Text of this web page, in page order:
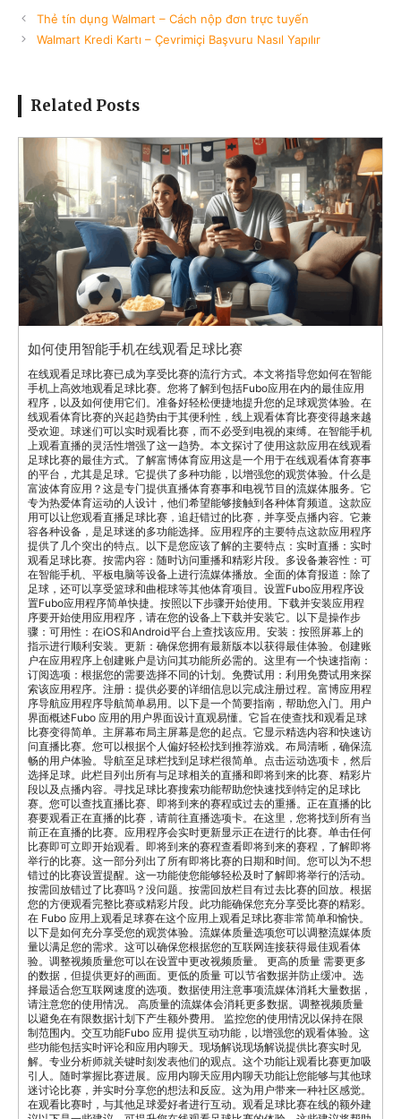
Thẻ tín dụng Walmart – Cách nộp đơn trực tuyến
Walmart Kredi Kartı – Çevrimiçi Başvuru Nasıl Yapılır
Related Posts
如何使用智能手机在线观看足球比赛
在线观看足球比赛已成为享受比赛的流行方式。本文将指导您如何在智能
手机上高效地观看足球比赛。您将了解到包括Fubo应用在内的最佳应用
程序，以及如何使用它们。准备好轻松便捷地提升您的足球观赏体验。在
线观看体育比赛的兴起趋势由于其便利性，线上观看体育比赛变得越来越
受欢迎。球迷们可以实时观看比赛，而不必受到电视的束缚。在智能手机
上观看直播的灵活性增强了这一趋势。本文探讨了使用这款应用在线观看
足球比赛的最佳方式。了解富博体育应用这是一个用于在线观看体育赛事
的平台，尤其是足球。它提供了多种功能，以增强您的观赏体验。什么是
富波体育应用？这是专门提供直播体育赛事和电视节目的流媒体服务。它
专为热爱体育运动的人设计，他们希望能够接触到各种体育频道。这款应
用可以让您观看直播足球比赛，追赶错过的比赛，并享受点播内容。它兼
容各种设备，是足球迷的多功能选择。应用程序的主要特点这款应用程序
提供了几个突出的特点。以下是您应该了解的主要特点：实时直播：实时
观看足球比赛。按需内容：随时访问重播和精彩片段。多设备兼容性：可
在智能手机、平板电脑等设备上进行流媒体播放。全面的体育报道：除了
足球，还可以享受篮球和曲棍球等其他体育项目。设置Fubo应用程序设
置Fubo应用程序简单快捷。按照以下步骤开始使用。下载并安装应用程
序要开始使用应用程序，请在您的设备上下载并安装它。以下是操作步
骤：可用性：在iOS和Android平台上查找该应用。安装：按照屏幕上的
指示进行顺利安装。更新：确保您拥有最新版本以获得最佳体验。创建账
户在应用程序上创建账户是访问其功能所必需的。这里有一个快速指南：
订阅选项：根据您的需要选择不同的计划。免费试用：利用免费试用来探
索该应用程序。注册：提供必要的详细信息以完成注册过程。富博应用程
序导航应用程序导航简单易用。以下是一个简要指南，帮助您入门。用户
界面概述Fubo 应用的用户界面设计直观易懂。它旨在使查找和观看足球
比赛变得简单。主屏幕布局主屏幕是您的起点。它显示精选内容和快速访
问直播比赛。您可以根据个人偏好轻松找到推荐游戏。布局清晰，确保流
畅的用户体验。导航至足球栏找到足球栏很简单。点击运动选项卡，然后
选择足球。此栏目列出所有与足球相关的直播和即将到来的比赛、精彩片
段以及点播内容。寻找足球比赛搜索功能帮助您快速找到特定的足球比
赛。您可以查找直播比赛、即将到来的赛程或过去的重播。正在直播的比
赛要观看正在直播的比赛，请前往直播选项卡。在这里，您将找到所有当
前正在直播的比赛。应用程序会实时更新显示正在进行的比赛。单击任何
比赛即可立即开始观看。即将到来的赛程查看即将到来的赛程，了解即将
举行的比赛。这一部分列出了所有即将比赛的日期和时间。您可以为不想
错过的比赛设置提醒。这一功能使您能够轻松及时了解即将举行的活动。
按需回放错过了比赛吗？没问题。按需回放栏目有过去比赛的回放。根据
您的方便观看完整比赛或精彩片段。此功能确保您充分享受比赛的精彩。
在 Fubo 应用上观看足球赛在这个应用上观看足球比赛非常简单和愉快。
以下是如何充分享受您的观赏体验。流媒体质量选项您可以调整流媒体质
量以满足您的需求。这可以确保您根据您的互联网连接获得最佳观看体
验。调整视频质量您可以在设置中更改视频质量。 更高的质量 需要更多
的数据，但提供更好的画面。更低的质量 可以节省数据并防止缓冲。选
择最适合您互联网速度的选项。数据使用注意事项流媒体消耗大量数据，
请注意您的使用情况。 高质量的流媒体会消耗更多数据。调整视频质量
以避免在有限数据计划下产生额外费用。 监控您的使用情况以保持在限
制范围内。交互功能Fubo 应用 提供互动功能，以增强您的观看体验。这
些功能包括实时评论和应用内聊天。现场解说现场解说提供比赛实时见
解。专业分析师就关键时刻发表他们的观点。这个功能让观看比赛更加吸
引人。随时掌握比赛进展。应用内聊天应用内聊天功能让您能够与其他球
迷讨论比赛，并实时分享您的想法和反应。这为用户带来一种社区感觉。
在观看比赛时，与其他足球爱好者进行互动。观看足球比赛在线的额外建